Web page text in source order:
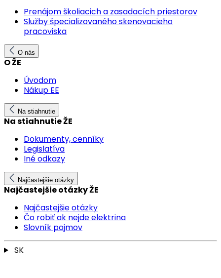
Prenájom školiacich a zasadacích priestorov
Služby špecializovaného skenovacieho
pracoviska
O nás
O ŽE
Úvodom
Nákup EE
Na stiahnutie
Na stiahnutie ŽE
Dokumenty, cenníky
Legislatíva
Iné odkazy
Najčastejšie otázky
Najčastejšie otázky ŽE
Najčastejšie otázky
Čo robiť ak nejde elektrina
Slovník pojmov
SK